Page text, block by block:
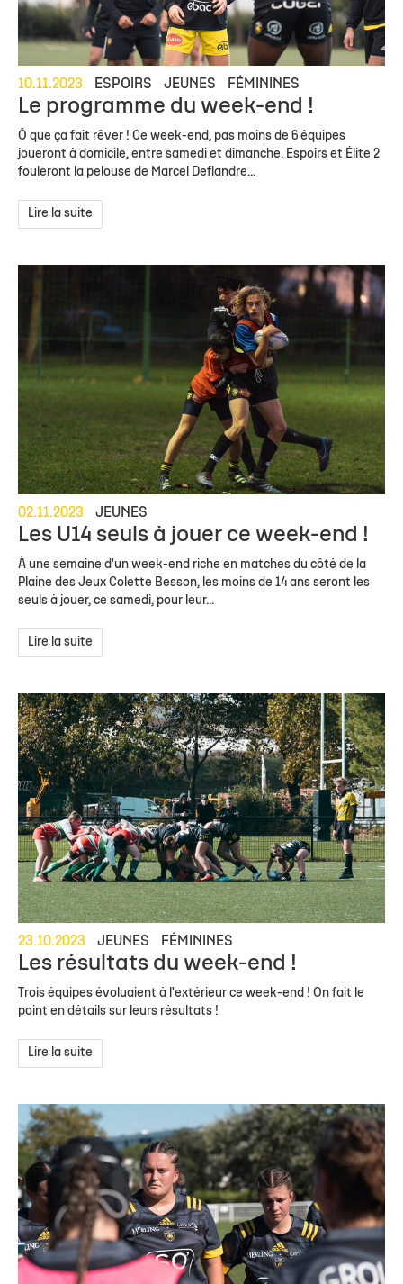
10.11.2023 ESPOIRS JEUNES FÉMININES
Le programme du week-end !
Ô que ça fait rêver ! Ce week-end, pas moins de 6 équipes
joueront à domicile, entre samedi et dimanche. Espoirs et Élite 2
fouleront la pelouse de Marcel Deflandre...
Lire la suite
02.11.2023 JEUNES
Les U14 seuls à jouer ce week-end !
À une semaine d'un week-end riche en matches du côté de la
Plaine des Jeux Colette Besson, les moins de 14 ans seront les
seuls à jouer, ce samedi, pour leur...
Lire la suite
23.10.2023 JEUNES FÉMININES
Les résultats du week-end !
Trois équipes évoluaient à l'extérieur ce week-end ! On fait le
point en détails sur leurs résultats !
Lire la suite